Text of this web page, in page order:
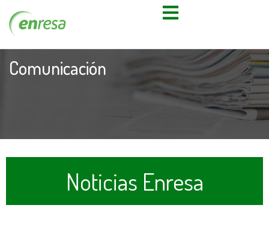
Comunicación
Noticias Enresa